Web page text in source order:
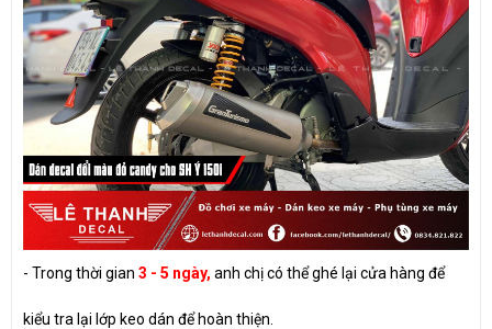
- Trong thời gian 3 - 5 ngày, anh chị có thể ghé lại cửa hàng để
kiểu tra lại lớp keo dán để hoàn thiện.